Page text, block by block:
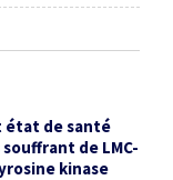
état de santé
de LMC-
kinase